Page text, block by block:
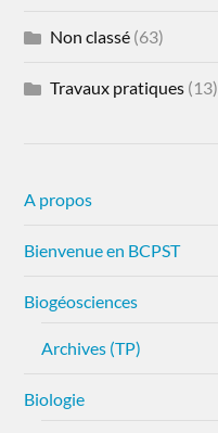
Non classé (63)
Travaux pratiques (13)
A propos
Bienvenue en BCPST
Biogéosciences
Archives (TP)
Biologie